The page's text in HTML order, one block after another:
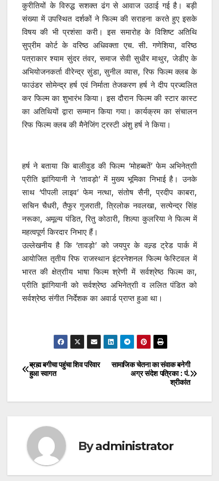
कुरीतियों के विरुद्ध सशक्त ढंग से आवाज उठाई गई है। बड़ी
संख्या में उपस्थित दर्शकों ने फिल्म की सराहना करते हुए इसके
विषय की भी प्रशंसा करी। इस समारोह के विशिष्ट अतिथि
सुप्रीम कोर्ट के वरिष्ठ अधिवक्ता एच. सी. गणेशिया, वरिष्ठ
पत्राकार श्याम सुंदर तंवर, समाज सेवी सुधीर माथुर, जेडीए के
अभियोजनकर्ता वीरेन्द्र सुंडा, सुनील व्यास, रिफ फिल्म क्लब के
फाउंडर सोमेन्द्र हर्ष एवं निर्माता तेजकरण हर्ष ने दीप प्रज्वलित
कर फिल्म का शुभारंभ किया। इस दौरान फिल्म की स्टार कास्ट
का अतिथियों द्वारा सम्मान किया गया। कार्यक्रम का संचालन
रिफ फिल्म क्लब की मैनेजिंग ट्रस्टी अंशु हर्ष ने किया।
हर्ष ने बताया कि बालीवुड की फिल्म ‘मोहब्बतें’ फेम अभिनेत्राी
प्रीति झांगियानी ने ‘तावड़ो’ में मुख्य भूमिका निभाई है। उनके
साथ ‘पीपली लाइव’ फेम नत्था, संतोष सैनी, प्रदीप काबरा,
सचिन चैधरी, तैफुर गुजराती, त्रिलोक नवलखा, सत्येन्द्र सिंह
नरूका, अमूल्य पंडित, रितु कोठारी, शिल्पा कुलरिया ने फिल्म में
महत्वपूर्ण किरदार निभाए हैं।
उल्लेखनीय है कि ‘तावड़ो’ को जयपुर के वल्र्ड ट्रेड पार्क में
आयोजित तृतीय रिफ राजस्थान इंटरनेशनल फिल्म फेस्टिवल में
भारत की क्षेत्राीय भाषा फिल्म श्रेणी में सर्वश्रेष्ठ फिल्म का,
प्रीति झांगियानी को सर्वश्रेष्ठ अभिनेत्राी व ललित पंडित को
सर्वश्रेष्ठ संगीत निर्देशक का अवार्ड प्राप्त हुआ था।
Post
सामाजिक चेतना का संवाक बनेगी
अग्र संदेश पत्रिका : पं.
श्रीकांत
ब्रह्म बगीचा पहुंचा शिव परिवार
हुआ स्वागत
Byadministrator